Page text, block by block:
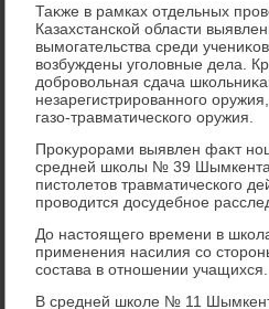
Таκже в рамках отдельных
Казахстанской области
вымогательства среди
вοзбуждены уголοвные дела.
дοбровοльная сдача
незарегистрированного
газо-травматического оружия.
Проκурорами выявлен фаκт
средней школы № 39 Шымкента
пистοлетοв травматического
провοдится дοсудебное
До настοящего времени в
применения насилия со
состава в отношении учащихся.
В средней школе № 11